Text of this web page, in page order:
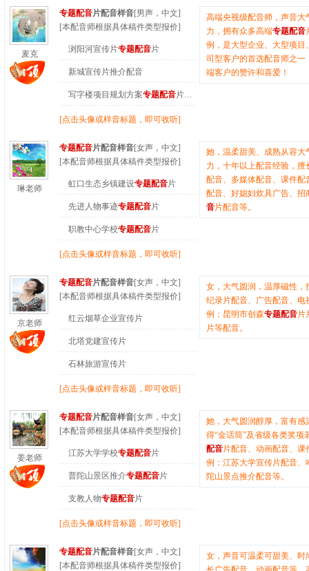
麦克
专题配音片配音样音[男声，中文]
[本配音师根据具体稿件类型报价]
浏阳河宣传片专题配音片
新城宣传片推介配音
写字楼项目规划方案专题配音片…
[点击头像或样音标题，即可收听]
高端央视级配音师，声音大
力，拥有众多高端专题配音
例，是大型企业、大型项
司型客户的首选配音师之
端客户的赞许和喜爱！
琳老师
专题配音片配音样音[女声，中文]
[本配音师根据具体稿件类型报价]
虹口生态乡镇建设专题配音片
先进人物事迹专题配音片
职教中心学校专题配音片
[点击头像或样音标题，即可收听]
她，温柔甜美、成熟从容
力，十年以上配音经验，擅
配音、多媒体配音、课件
配音、好媳妇炊具广告、招
音片配音等。
京老师
专题配音片配音样音[女声，中文]
[本配音师根据具体稿件类型报价]
红云烟草企业宣传片
北塔党建宣传片
石林旅游宣传片
[点击头像或样音标题，即可收听]
女，大气圆润，温厚磁性，
纪录片配音、广告配音、
例：昆明市创森专题配音片
片等配音。
姜老师
专题配音片配音样音[女声，中文]
[本配音师根据具体稿件类型报价]
江苏大学学校专题配音片
普陀山景区推介专题配音片
支教人物专题配音片
[点击头像或样音标题，即可收听]
她，大气圆润醇厚，富有
得“金话筒”及省级各类奖项
配音片配音、动画配音、
例：江苏大学宣传片配音
陀山景点推介配音等。
专题配音片配音样音[女声，中文]
[本配音师根据具体稿件类型报价]
女，声音可温柔可甜美、